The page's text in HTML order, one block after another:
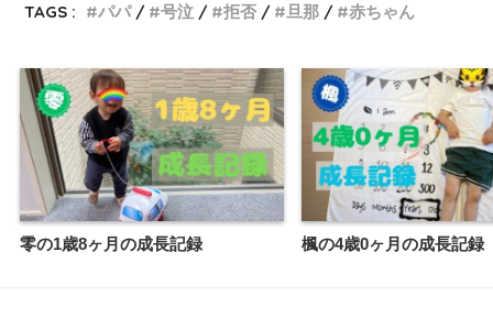
TAGS :
パパ 号泣 拒否 旦那 赤ちゃん
零の1歳8ヶ月の成長記録 楓の4歳0ヶ月の成長記録